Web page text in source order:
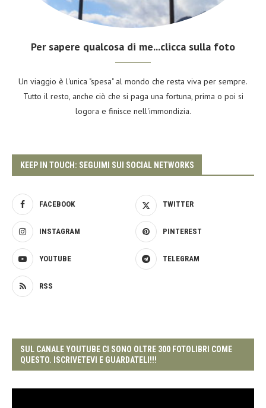
Per sapere qualcosa di me...clicca sulla foto
Un viaggio è l'unica "spesa" al mondo che resta viva per sempre.
Tutto il resto, anche ciò che si paga una fortuna, prima o poi si
logora e finisce nell'immondizia.
KEEP IN TOUCH: SEGUIMI SUI SOCIAL NETWORKS
FACEBOOK TWITTER
INSTAGRAM PINTEREST
YOUTUBE TELEGRAM
RSS
SUL CANALE YOUTUBE CI SONO OLTRE 300 FOTOLIBRI COME
QUESTO. ISCRIVETEVI E GUARDATELI!!!